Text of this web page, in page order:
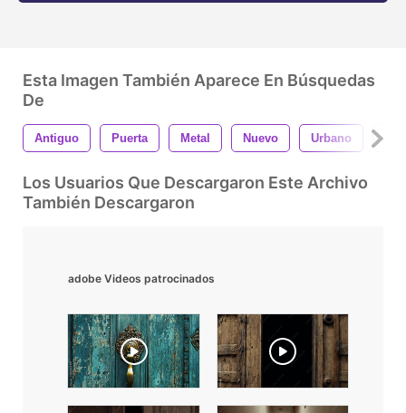
Esta Imagen También Aparece En Búsquedas
De
Antiguo Puerta Metal Nuevo Urbano
Los Usuarios Que Descargaron Este Archivo
También Descargaron
adobe Videos patrocinados